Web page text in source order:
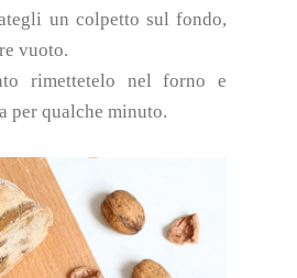
un colpetto sul fondo,
vuoto.
rimettetelo nel forno e
per qualche minuto.